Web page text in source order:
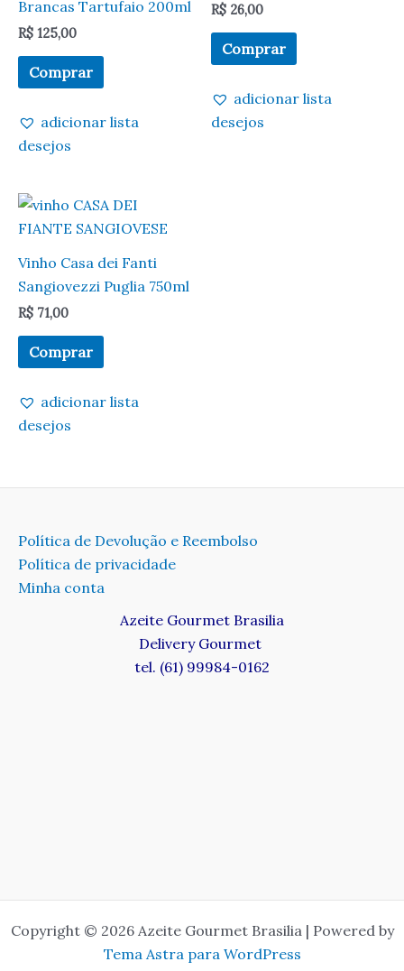
Brancas Tartufaio 200ml
R$ 125,00
Comprar
adicionar lista
desejos
R$ 26,00
Comprar
adicionar lista
desejos
Vinho Casa dei Fanti
Sangiovezzi Puglia 750ml
R$ 71,00
Comprar
adicionar lista
desejos
Política de Devolução e Reembolso
Política de privacidade
Minha conta
Azeite Gourmet Brasilia
Delivery Gourmet
tel. (61) 99984-0162
Copyright © 2026 Azeite Gourmet Brasilia | Powered by
Tema Astra para WordPress